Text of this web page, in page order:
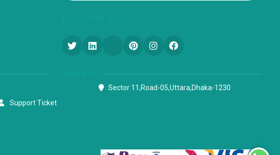
Support Ticket
Sector 11,Road-05,Uttara,Dhaka-1230